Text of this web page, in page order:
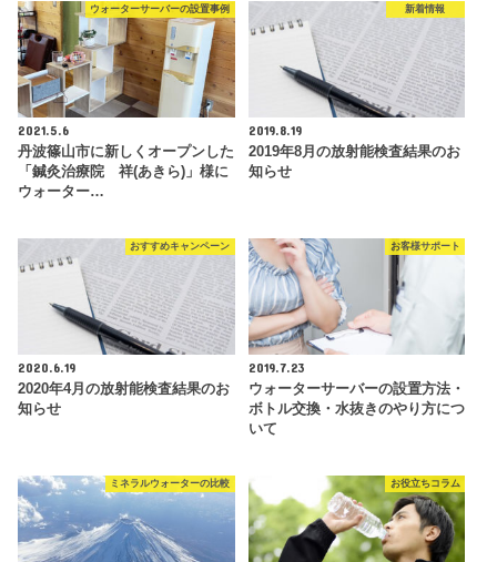
ウォーターサーバーの設置事例
2021.5.6
丹波篠山市に新しくオープンした
「鍼灸治療院 祥(あきら)」様に
ウォーター…
新着情報
2019.8.19
2019年8月の放射能検査結果のお
知らせ
おすすめキャンペーン
2020.6.19
2020年4月の放射能検査結果のお
知らせ
お客様サポート
2019.7.23
ウォーターサーバーの設置方法・
ボトル交換・水抜きのやり方につ
いて
ミネラルウォーターの比較 お役立ちコラム